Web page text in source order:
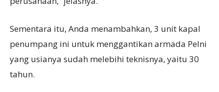
Sementara itu, Anda menambahkan, 3 unit kapal
penumpang ini untuk menggantikan armada Pelni
yang usianya sudah melebihi teknisnya, yaitu 30
tahun.